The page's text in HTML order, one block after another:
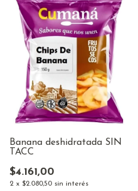
Banana deshidratada SIN
TACC
$4.161,00
2 x $2.080,50 sin interés